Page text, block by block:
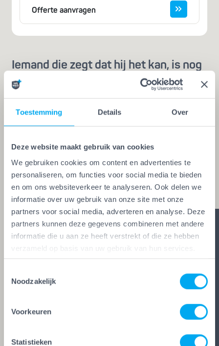
Toestemming Details Over
Deze website maakt gebruik van cookies
We gebruiken cookies om content en advertenties te
personaliseren, om functies voor social media te bieden
en om ons websiteverkeer te analyseren. Ook delen we
informatie over uw gebruik van onze site met onze
partners voor social media, adverteren en analyse. Deze
partners kunnen deze gegevens combineren met andere
informatie die u aan ze heeft verstrekt of die ze hebben
verzameld op basis van uw gebruik van hun services.
Noodzakelijk
Voorkeuren
Statistieken
Offerte aanvragen
Iemand die zegt dat hij het kan, is nog
geen vakman
Een echte vakman of -vrouw herken je aan de
Vakwerk Plusgarantie. Dit is hét
kwaliteitskeurmerk voor schilders, behangers,
aan de strengste kwaliteitseisen voldoet, mag het
keurmerk voeren. Zo ben je zeker van vakwerk,
duidelijke afspraken en zes glasheldere garanties.